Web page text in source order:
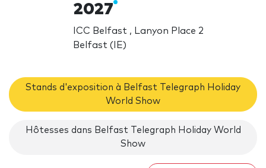
2027
ICC Belfast , Lanyon Place 2
Belfast (IE)
Stands d'exposition à Belfast Telegraph Holiday
World Show
Hôtesses dans Belfast Telegraph Holiday World
Show